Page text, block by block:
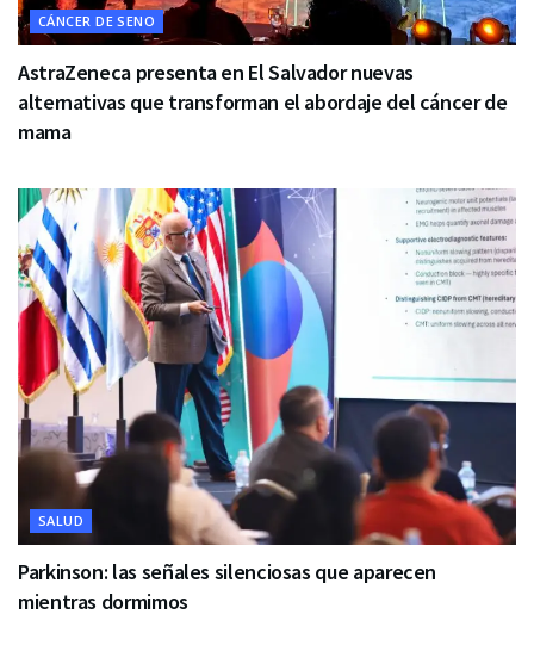
CÁNCER DE SENO
AstraZeneca presenta en El Salvador nuevas
alternativas que transforman el abordaje del cáncer de
mama
SALUD
Parkinson: las señales silenciosas que aparecen
mientras dormimos